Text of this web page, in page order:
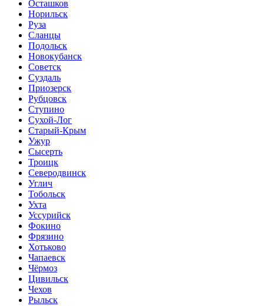
Осташков
Норильск
Руза
Сланцы
Подольск
Новокубанск
Советск
Суздаль
Приозерск
Рубцовск
Ступино
Сухой-Лог
Старый-Крым
Ужур
Сысерть
Троицк
Северодвинск
Углич
Тобольск
Ухта
Уссурийск
Фокино
Фрязино
Хотьково
Чапаевск
Чёрмоз
Цивильск
Чехов
Рыльск